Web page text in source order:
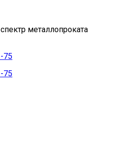
металлопроката
75
75